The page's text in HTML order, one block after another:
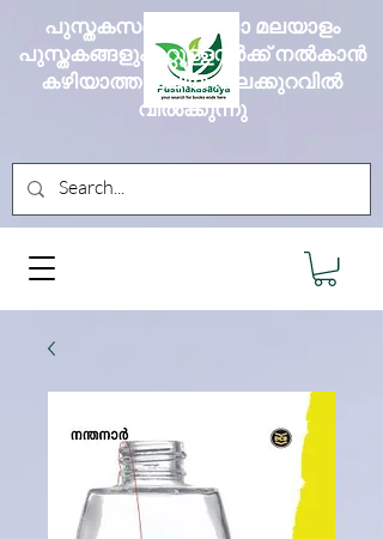
പുസ്തകസദ്യ എല്ലാ മലയാളം
പുസ്തകങ്ങളും മറ്റുള്ളവർക്ക് നൽകാൻ
കഴിയാത്ത വലിയ വിലക്കുറവിൽ
വിൽക്കുന്നു